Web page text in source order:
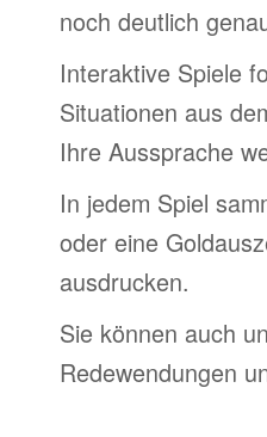
noch deutlich
Interaktive Spiele
Situationen aus
Ihre Aussprache
In jedem Spiel
oder eine
ausdrucken.
Sie können auch
Redewendungen